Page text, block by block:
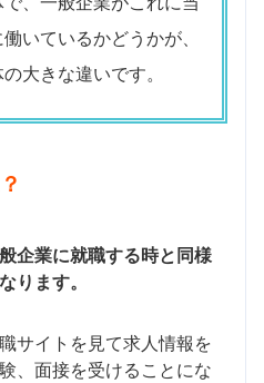
いているかどうかが、
大きな違いです。
企業に就職する時と同様
ります。
サイトを見て求人情報を
、面接を受けることにな